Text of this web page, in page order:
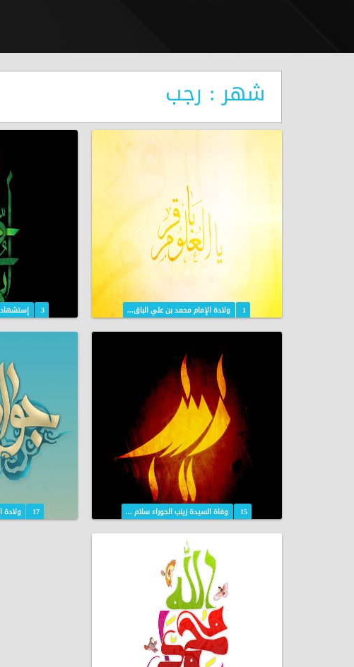
شهر : رجب
1 ولادة الإمام محمد بن علي الباق... 3 إستشهاد
15 وفاة السيدة زينب الحوراء سلام ... 17 ولادة